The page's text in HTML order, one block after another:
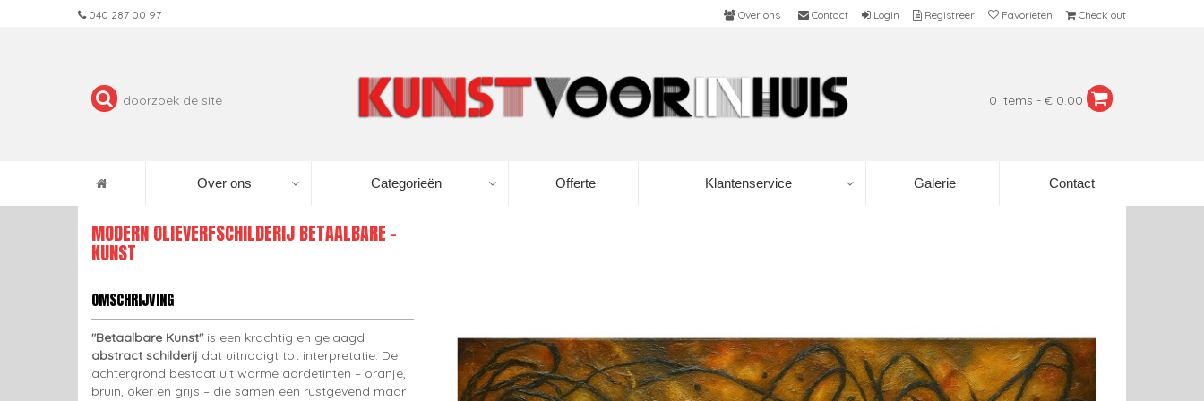
040 287 00 97 Over ons Contact Login Registreer Favorieten Check out
0 items - € 0.00
Over ons Categorieën Offerte Klantenservice Galerie Contact
MODERN OLIEVERFSCHILDERIJ BETAALBARE -
KUNST
OMSCHRIJVING
"Betaalbare Kunst" is een krachtig en gelaagd
abstract schilderij dat uitnodigt tot interpretatie. De
achtergrond bestaat uit warme aardetinten – oranje,
bruin, oker en grijs – die samen een rustgevend maar